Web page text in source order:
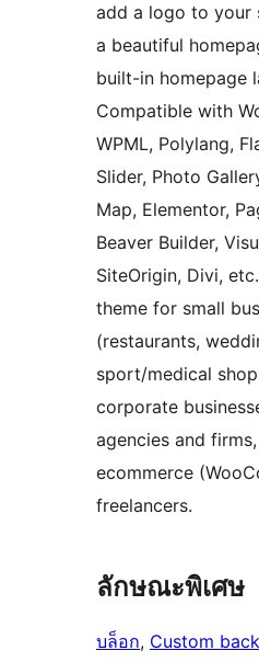
add a logo to your
a beautiful
built-in homepage
Compatible with
WPML, Polylang,
Slider, Photo
Map, Elementor,
Beaver Builder,
SiteOrigin, Divi,
theme for small
(restaurants,
sport/medical
corporate
agencies and
ecommerce
freelancers.
ลักษณะพิเศษ
บล็อก, Custom